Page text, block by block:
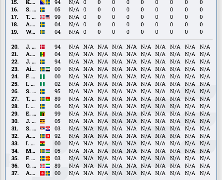
K.
Hodžić
K. Hodžić 94 N/A 0 0 0 0 0 0 0 0
0
S.
Jansson
S. Jansson 05 N/A 0 0 0 0 0 0 0 0
0
T.
Totland
T. Totland 99 N/A 0 0 0 0 0 0 0 0
0
A.
Chidi
A. Chidi 04 N/A 0 0 0 0 0 0 0 0
0
W.
Nilsson
W. Nilsson 04 N/A 0 0 0 0 0 0 0 0
0
J.
Barrett
Laursen
J. Barrett Laursen 94 N/A N/A N/A N/A N/A N/A N/A N/A N/A
N/A
A.
Faye
A. Faye 04 N/A N/A N/A N/A N/A N/A N/A N/A N/A
N/A
J.
Hammar
J. Hammar 94 N/A N/A N/A N/A N/A N/A N/A N/A N/A
N/A
Aiham
Ousou
Aiham Ousou 00 N/A N/A N/A N/A N/A N/A N/A N/A N/A
N/A
F.
Tebo
F. Tebo 00 N/A N/A N/A N/A N/A N/A N/A N/A N/A
N/A
I.
Abdulrazak
I. Abdulrazak 02 N/A N/A N/A N/A N/A N/A N/A N/A N/A
N/A
S.
Gustafson
S. Gustafson 95 N/A N/A N/A N/A N/A N/A N/A N/A N/A
N/A
T.
Sana
T. Sana 89 N/A N/A N/A N/A N/A N/A N/A N/A N/A
N/A
I.
Brusberg
I. Brusberg 06 N/A N/A N/A N/A N/A N/A N/A N/A N/A
N/A
E.
Chilufya
E. Chilufya 99 N/A N/A N/A N/A N/A N/A N/A N/A N/A
N/A
J.
Dembe
J. Dembe 05 N/A N/A N/A N/A N/A N/A N/A N/A N/A
N/A
S.
Hrstić
S. Hrstić 03 N/A N/A N/A N/A N/A N/A N/A N/A N/A
N/A
A.
Layouni
A. Layouni 92 N/A N/A N/A N/A N/A N/A N/A N/A N/A
N/A
I.
Sadiq
I. Sadiq 00 N/A N/A N/A N/A N/A N/A N/A N/A N/A
N/A
M.
Sonko
M. Sonko 05 N/A N/A N/A N/A N/A N/A N/A N/A N/A
N/A
F.
Trpcevski
F. Trpcevski 03 N/A N/A N/A N/A N/A N/A N/A N/A N/A
N/A
O.
Kamara
O. Kamara 89 N/A N/A N/A N/A N/A N/A N/A N/A N/A
N/A
A.A. Youssef 00 N/A N/A N/A N/A N/A N/A N/A N/A N/A N/A